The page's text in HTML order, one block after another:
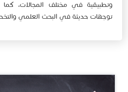
وتطبيقية في مختلف المجالات، كما
توجهات حديثة في البحث العلمي